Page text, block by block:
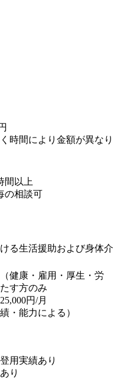
時間により金額が異なり
間以上
の相談可
る生活援助および身体介
健康・雇用・厚生・労
す方のみ
円/月
・能力による）
用実績あり
り